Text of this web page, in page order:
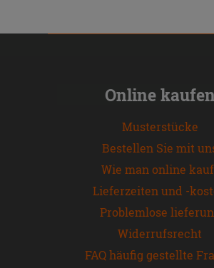
Online kaufen
Musterstücke
Bestellen Sie mit
Wie man online
Lieferzeiten und -
Problemlose
Widerrufsrecht
FAQ häufig gestellte